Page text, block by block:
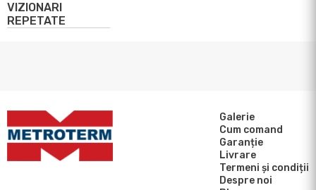
VIZIONARI
REPETATE
Galerie
Cum comand
Garanție
Livrare
Termeni și condiții
Despre noi